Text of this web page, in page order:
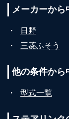
メーカーから
・ 日野
・
三菱ふそう
他の条件から
・ 型式一覧